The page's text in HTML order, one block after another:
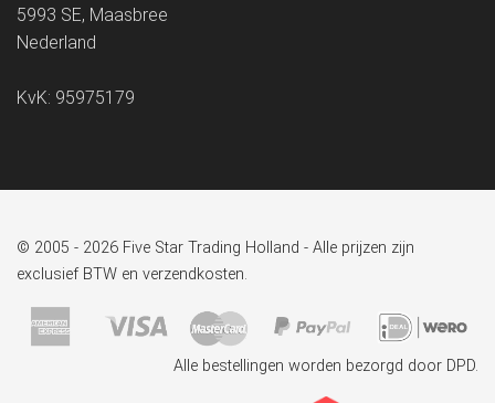
5993 SE, Maasbree
Nederland
KvK: 95975179
© 2005 - 2026 Five Star Trading Holland - Alle prijzen zijn
exclusief BTW en verzendkosten.
Alle bestellingen worden bezorgd door DPD.